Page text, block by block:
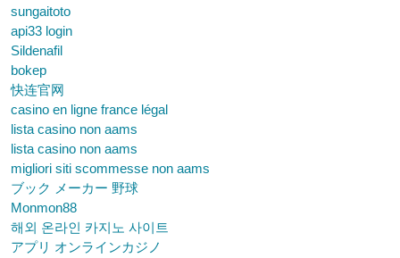
sungaitoto
api33 login
Sildenafil
bokep
快连官网
casino en ligne france légal
lista casino non aams
lista casino non aams
migliori siti scommesse non aams
ブック メーカー 野球
Monmon88
해외 온라인 카지노 사이트
アプリ オンラインカジノ